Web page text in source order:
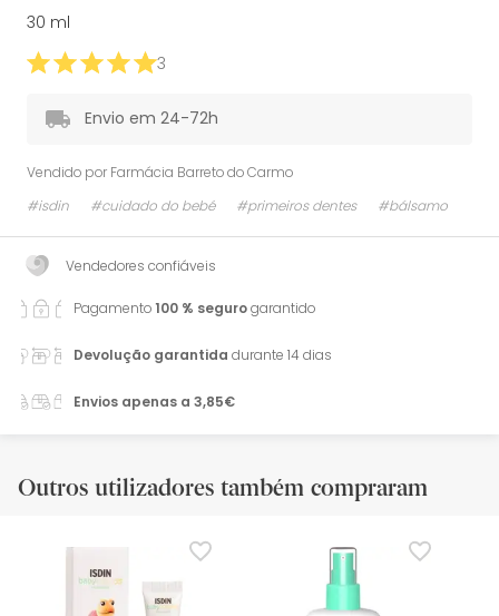
30 ml
3
Envio em 24-72h
Vendido por Farmácia Barreto do Carmo
#isdin
#cuidado do bebé #primeiros dentes #bálsamo
Vendedores confiáveis
Pagamento100 % segurogarantido
Devolução garantida durante 14 dias
Envios apenas a 3,85€
Outros utilizadores também compraram